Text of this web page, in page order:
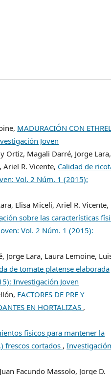
MADURACIÓN CON ETHREL
Joven
Ortiz, Magali Darré, Jorge Lara,
R. Vicente, Calidad de
Vol. 2 Núm. 1 (2015):
Elisa Miceli, Ariel R. Vicente,
sobre las características
Vol. 2 Núm. 1 (2015):
Jorge Lara, Laura Lemoine,
de tomate platense elaborada
Investigación Joven
FACTORES DE PRE Y
EN HORTALIZAS ,
físicos para mantener la
frescos cortados ,Investigación
Facundo Massolo, Jorge D.